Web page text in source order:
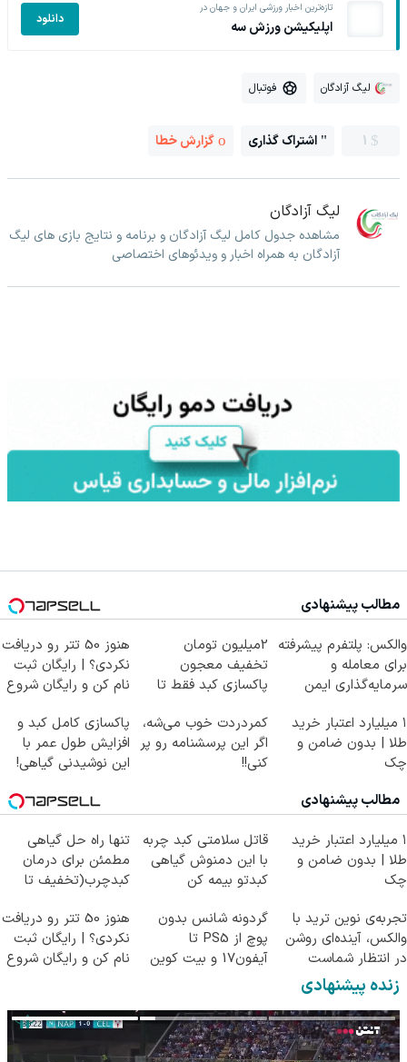
تازه‌ترین اخبار ورزشی ایران و جهان در
اپلیکیشن ورزش سه دانلود
لیگ آزادگان فوتبال
1 اشتراک گذاری گزارش خطا
لیگ آزادگان
مشاهده جدول کامل لیگ آزادگان و برنامه و نتایج بازی های لیگ
آزادگان به همراه اخبار و ویدئوهای اختصاصی
مطالب پیشنهادی
والکس: پلتفرم پیشرفته
برای معامله و
سرمایه‌گذاری ایمن
2میلیون تومان
تخفیف معجون
پاکسازی کبد فقط تا
هنوز 50 تتر رو دریافت
نکردی؟ | رایگان ثبت
نام کن و رایگان شروع
۱ میلیارد اعتبار خرید
طلا | بدون ضامن و
چک
کمردردت خوب می‌شه،
اگر این پرسشنامه رو پر
کنی!!
پاکسازی کامل کبد و
افزایش طول عمر با
این نوشیدنی گیاهی!
مطالب پیشنهادی
۱ میلیارد اعتبار خرید
طلا | بدون ضامن و
چک
قاتل سلامتی کبد چربه
با این دمنوش گیاهی
کبدتو بیمه کن
تنها راه حل گیاهی
مطمئن برای درمان
کبدچرب(تخفیف تا
تجربه‌ی نوین ترید با
والکس، آینده‌ای روشن
در انتظار شماست
گردونه شانس بدون
پوچ از PS5 تا
آیفون17 و بیت کوین
هنوز 50 تتر رو دریافت
نکردی؟ | رایگان ثبت
نام کن و رایگان شروع
زنده پیشنهادی